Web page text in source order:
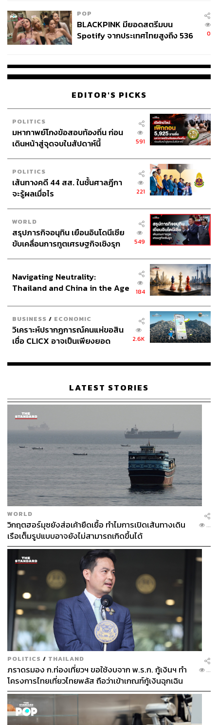
POP
BLACKPINK มียอดสตรีมบน
Spotify จากประเทศไทยสูงถึง 536
0
EDITOR'S PICKS
POLITICS
มหากาพย์โกงข้อสอบท้องถิ่น ก่อน
เดินหน้าสู่จุดจบในสัปดาห์นี้
591
POLITICS
เส้นทางคดี 44 สส. ในชั้นศาลฎีกา
จะรู้ผลเมื่อไร
221
WORLD
สรุปภารกิจอนุทิน เยือนอินโดนีเซีย
ขับเคลื่อนการทูตเศรษฐกิจเชิงรุก
549
Navigating Neutrality:
Thailand and China in the Age
184
BUSINESS / ECONOMIC
วิเคราะห์ปรากฏการณ์คนแห่ขอสิน
เชื่อ CLICX อาจเป็นเพียงยอด
เรือนไทยที่ถูกซุกไว้
2.6K
LATEST STORIES
WORLD
วิกฤตฮอร์มุซยังส่อเค้ายืดเยื้อ ทำไมการเปิดเส้นทางเดิน
เรือเต็มรูปแบบอาจยังไม่สามารถเกิดขึ้นได้
...
POLITICS / THAILAND
ภราดรมอง ก.ท่องเที่ยวฯ ขอใช้งบจาก พ.ร.ก. กู้เงินฯ ทำ
โครงการไทยเที่ยวไทยพลัส ถือว่าเข้าเกณฑ์กู้เงินฉุกเฉิน
...